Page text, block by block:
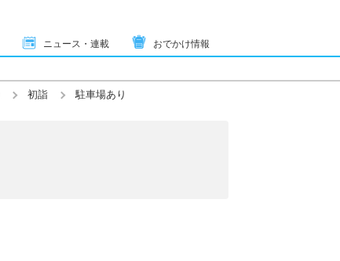
ニュース・連載 おでかけ情報
初詣 駐車場あり